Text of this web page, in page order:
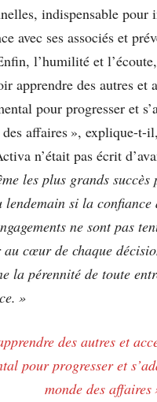
indispensable pour
avec ses associés et
l’humilité et
apprendre des autres et
pour progresser et
affaires », explique-t-
n’était pas écrit
les plus grands succès
si la confiance
ne sont pas
au cœur de chaque
la pérennité de toute
»
des autres et
pour progresser et
monde des affaires